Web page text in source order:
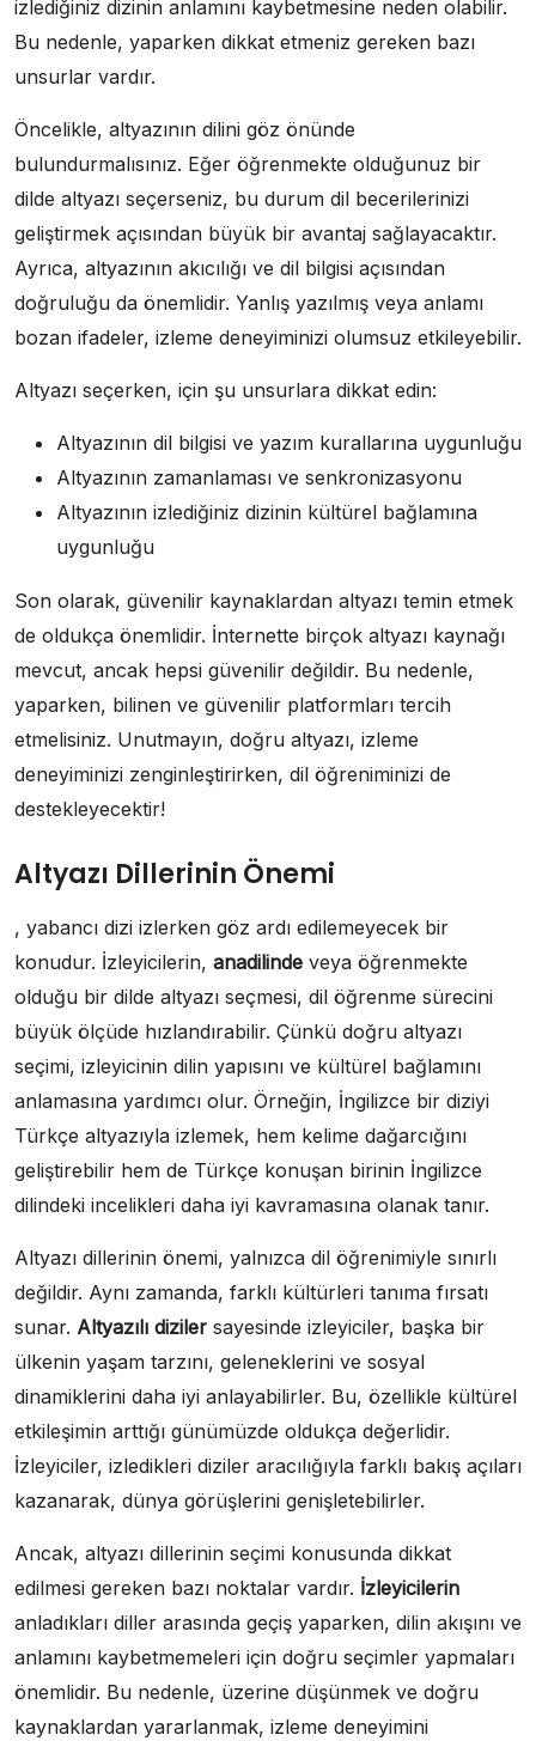
izlediğiniz dizinin anlamını kaybetmesine neden olabilir.
Bu nedenle, yaparken dikkat etmeniz gereken bazı
unsurlar vardır.
Öncelikle, altyazının dilini göz önünde
bulundurmalısınız. Eğer öğrenmekte olduğunuz bir
dilde altyazı seçerseniz, bu durum dil becerilerinizi
geliştirmek açısından büyük bir avantaj sağlayacaktır.
Ayrıca, altyazının akıcılığı ve dil bilgisi açısından
doğruluğu da önemlidir. Yanlış yazılmış veya anlamı
bozan ifadeler, izleme deneyiminizi olumsuz etkileyebilir.
Altyazı seçerken, için şu unsurlara dikkat edin:
Altyazının dil bilgisi ve yazım kurallarına uygunluğu
Altyazının zamanlaması ve senkronizasyonu
Altyazının izlediğiniz dizinin kültürel bağlamına
uygunluğu
Son olarak, güvenilir kaynaklardan altyazı temin etmek
de oldukça önemlidir. İnternette birçok altyazı kaynağı
mevcut, ancak hepsi güvenilir değildir. Bu nedenle,
yaparken, bilinen ve güvenilir platformları tercih
etmelisiniz. Unutmayın, doğru altyazı, izleme
deneyiminizi zenginleştirirken, dil öğreniminizi de
destekleyecektir!
Altyazı Dillerinin Önemi
, yabancı dizi izlerken göz ardı edilemeyecek bir
konudur. İzleyicilerin, anadilinde veya öğrenmekte
olduğu bir dilde altyazı seçmesi, dil öğrenme sürecini
büyük ölçüde hızlandırabilir. Çünkü doğru altyazı
seçimi, izleyicinin dilin yapısını ve kültürel bağlamını
anlamasına yardımcı olur. Örneğin, İngilizce bir diziyi
Türkçe altyazıyla izlemek, hem kelime dağarcığını
geliştirebilir hem de Türkçe konuşan birinin İngilizce
dilindeki incelikleri daha iyi kavramasına olanak tanır.
Altyazı dillerinin önemi, yalnızca dil öğrenimiyle sınırlı
değildir. Aynı zamanda, farklı kültürleri tanıma fırsatı
sunar. Altyazılı diziler sayesinde izleyiciler, başka bir
ülkenin yaşam tarzını, geleneklerini ve sosyal
dinamiklerini daha iyi anlayabilirler. Bu, özellikle kültürel
etkileşimin arttığı günümüzde oldukça değerlidir.
İzleyiciler, izledikleri diziler aracılığıyla farklı bakış açıları
kazanarak, dünya görüşlerini genişletebilirler.
Ancak, altyazı dillerinin seçimi konusunda dikkat
edilmesi gereken bazı noktalar vardır. İzleyicilerin
anladıkları diller arasında geçiş yaparken, dilin akışını ve
anlamını kaybetmemeleri için doğru seçimler yapmaları
önemlidir. Bu nedenle, üzerine düşünmek ve doğru
kaynaklardan yararlanmak, izleme deneyimini